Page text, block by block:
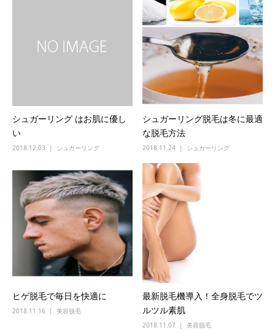
シュガーリング はお肌に優し
い
2018.12.03 シュガーリング
シュガーリング脱毛は冬に最適
な脱毛方法
2018.11.24 シュガーリング
ヒゲ脱毛で毎日を快適に
2018.11.16 美容脱毛
最新脱毛機導入！全身脱毛でツ
ルツル素肌
2018.11.07 美容脱毛